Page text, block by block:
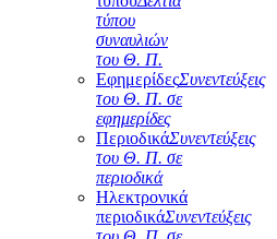
τύπου
συναυλιών
του Θ. Π.
ΕφημερίδεςΣυνεντεύξεις
του Θ. Π. σε
εφημερίδες
ΠεριοδικάΣυνεντεύξεις
του Θ. Π. σε
περιοδικά
Ηλεκτρονικά
περιοδικάΣυνεντεύξεις